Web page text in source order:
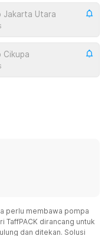
Jakarta Utara
Cikupa
perlu membawa pompa
TaffPACK dirancang untuk
dan ditekan. Solusi